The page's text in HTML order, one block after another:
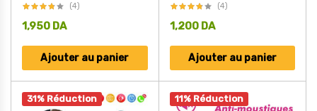
(4)
1,950 DA
Ajouter au panier
(4)
1,200 DA
Ajouter au panier
31% Réduction 11% Réduction